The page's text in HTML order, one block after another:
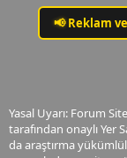
📢Reklam
Yasal Uyarı: Forum
tarafından onaylı Yer
da araştırma